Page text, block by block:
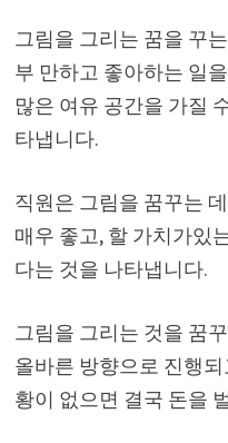
그림을 그리는 꿈을 꾸
부 만하고 좋아하는 일
많은 여유 공간을 가질
타냅니다.
직원은 그림을 꿈꾸는
매우 좋고, 할 가치가있
다는 것을 나타냅니다.
그림을 그리는 것을 꿈
올바른 방향으로 진행
황이 없으면 결국 돈을